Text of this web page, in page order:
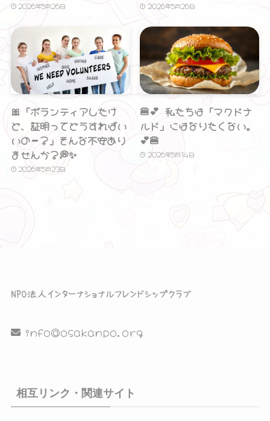
2026年5月26日 2026年5月26日
🎀「ボランティアしたけ
ど、証明ってどうすればい
いの…？」そんな不安あり
ませんか？💭✨
2026年5月23日
🍔💕 私たちは「マクドナ
ルド」にはなりたくない。
💕🍔
2026年5月14日
info@osakanpo.org
相互リンク・関連サイト